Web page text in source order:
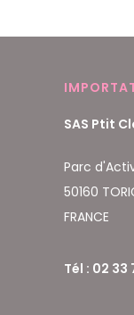
SAS Ptit
Parc
50160
FRANCE
Tél : 02 33